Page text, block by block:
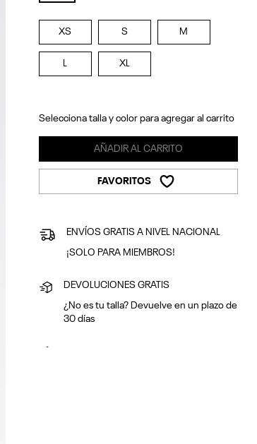
XS S M
L XL
Selecciona talla y color para agregar al carrito
AÑADIR AL CARRITO
FAVORITOS
ENVÍOS GRATIS A NIVEL NACIONAL
¡SOLO PARA MIEMBROS!
DEVOLUCIONES GRATIS
¿No es tu talla? Devuelve en un plazo de
30 días